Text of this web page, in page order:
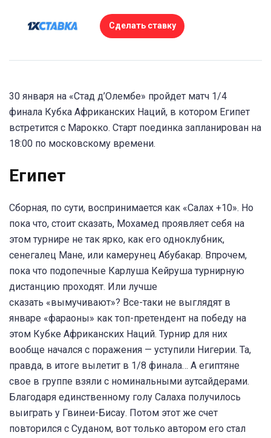
Сделать ставку
30 января на «Стад д’Олембе» пройдет матч 1/4
финала Кубка Африканских Наций, в котором Египет
встретится с Марокко. Старт поединка запланирован на
18:00 по московскому времени.
Египет
Сборная, по сути, воспринимается как «Салах +10». Но
пока что, стоит сказать, Мохамед проявляет себя на
этом турнире не так ярко, как его одноклубник,
сенегалец Мане, или камерунец Абубакар. Впрочем,
пока что подопечные Карлуша Кейруша турнирную
дистанцию проходят. Или лучше
сказать «вымучивают»? Все-таки не выглядят в
январе «фараоны» как топ-претендент на победу на
этом Кубке Африканских Наций. Турнир для них
вообще начался с поражения — уступили Нигерии. Та,
правда, в итоге вылетит в 1/8 финала… А египтяне
свое в группе взяли с номинальными аутсайдерами.
Благодаря единственному голу Салаха получилось
выиграть у Гвинеи-Бисау. Потом этот же счет
повторился с Суданом, вот только автором его стал